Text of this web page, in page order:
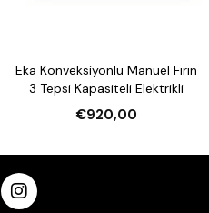
Eka Konveksiyonlu Manuel Fırın
3 Tepsi Kapasiteli Elektrikli
€920,00